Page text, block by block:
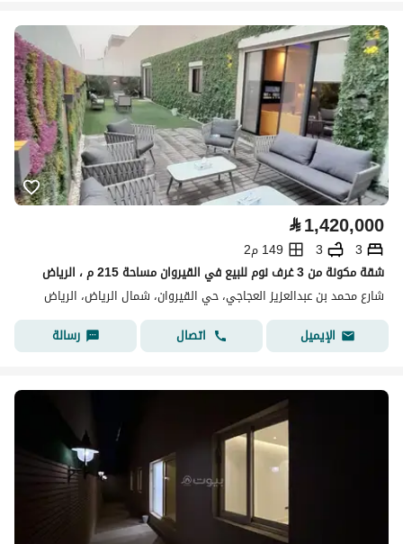
⃁1,420,000
3
3
149 م2
شقة مكونة من 3 غرف نوم للبيع في القيروان مساحة 215 م ، الرياض
شارع محمد بن عبدالعزيز العجاجي، حي القيروان، شمال الرياض، الرياض
الإيميل
اتصال رسالة